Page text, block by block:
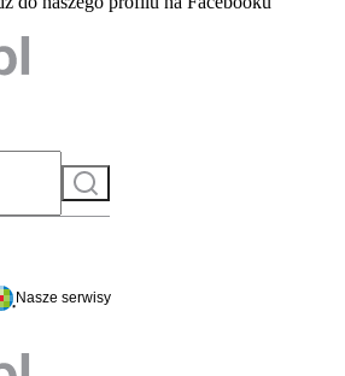
się w nowej karcie
Szukaj
do serwisu
Nasze serwisy